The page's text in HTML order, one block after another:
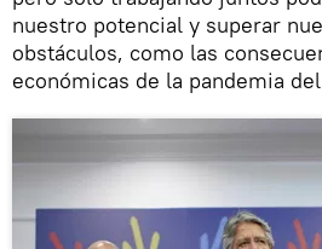
nuestro potencial y superar
obstáculos, como las
económicas de la pandemia